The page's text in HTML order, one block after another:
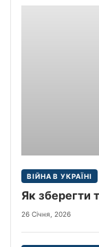
ВІЙНА В УКРАЇНІ
Як зберегти
26 Січня, 2026